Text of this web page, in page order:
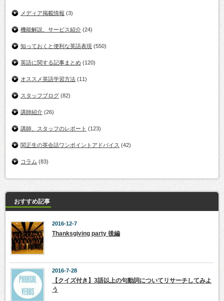
メディア掲載情報 (3)
機能解説、サービス紹介 (24)
知っておくと便利な英語表現 (550)
英語に関する記事まとめ (120)
オススメ英語学習方法 (11)
スタッフブログ (82)
講師紹介 (26)
講師、スタッフのレポート (123)
関正生の英会話ワンポイントアドバイス (42)
コラム (83)
おすすめ記事
2016-12-7
Thanksgiving party 後編
2016-7-28
【クイズ付き】3語以上の句動詞についてリサーチしてみよ
う